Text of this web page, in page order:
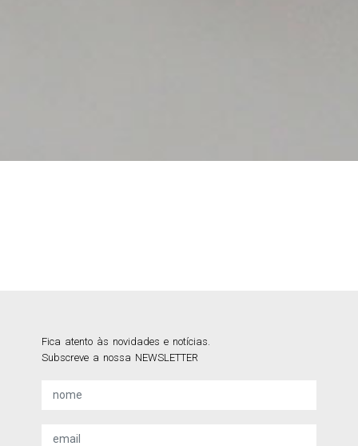
Fica atento às novidades e notícias.
Subscreve a nossa NEWSLETTER